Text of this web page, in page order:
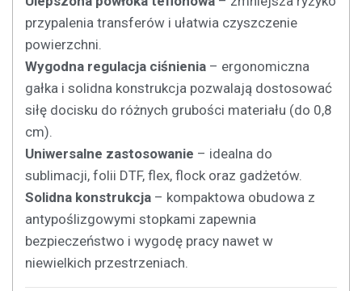
przypalenia transferów i ułatwia czyszczenie
powierzchni.
Wygodna regulacja ciśnienia – ergonomiczna
gałka i solidna konstrukcja pozwalają dostosować
siłę docisku do różnych grubości materiału (do 0,8
cm).
Uniwersalne zastosowanie – idealna do
sublimacji, folii DTF, flex, flock oraz gadżetów.
Solidna konstrukcja – kompaktowa obudowa z
antypoślizgowymi stopkami zapewnia
bezpieczeństwo i wygodę pracy nawet w
niewielkich przestrzeniach.